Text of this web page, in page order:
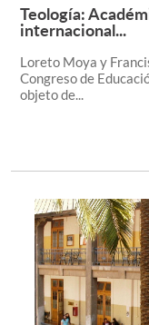
Teología:
internacional...
Loreto Moya y
Congreso de
objeto de...